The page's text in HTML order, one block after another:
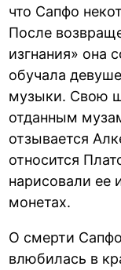
что Сапфо
После
изгнания» она
обучала
музыки. Свою
отданным
отзывается
относится
нарисовали ее
монетах.
О смерти
влюбилась в